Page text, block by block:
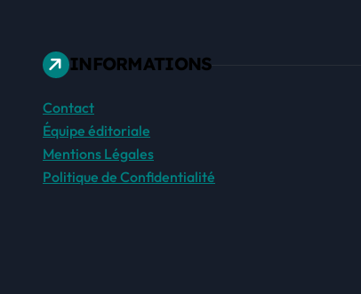
INFORMATIONS
Contact
Équipe éditoriale
Mentions Légales
Politique de Confidentialité